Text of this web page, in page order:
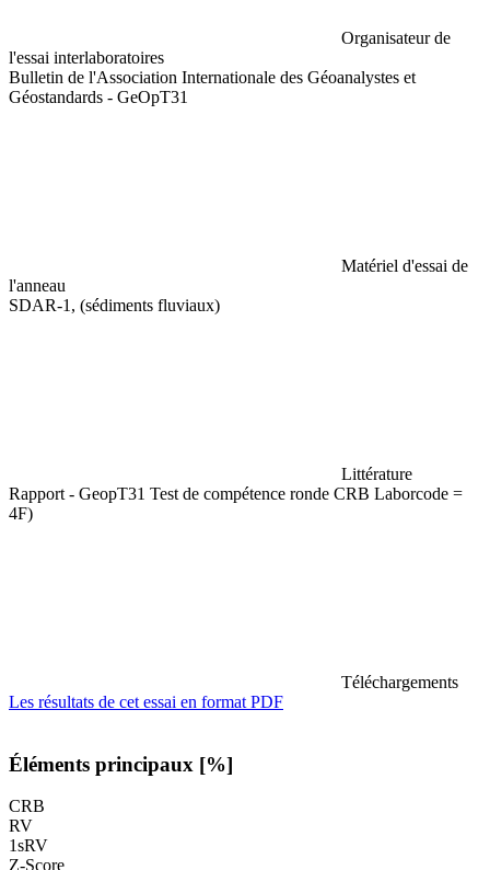
Organisateur de
l'essai interlaboratoires
Bulletin de l'Association Internationale des Géoanalystes et
Géostandards - GeOpT31
Matériel d'essai de
l'anneau
SDAR-1, (sédiments fluviaux)
Littérature
Rapport - GeopT31 Test de compétence ronde CRB Laborcode =
4F)
Téléchargements
Les résultats de cet essai en format PDF
Éléments principaux [%]
CRB
RV
1sRV
Z-Score